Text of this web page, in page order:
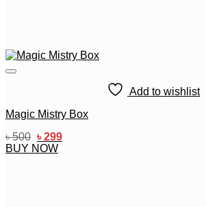
Add to wishlist
Magic Mistry Box
৳500 Original
price
৳299Current
BUY NOW